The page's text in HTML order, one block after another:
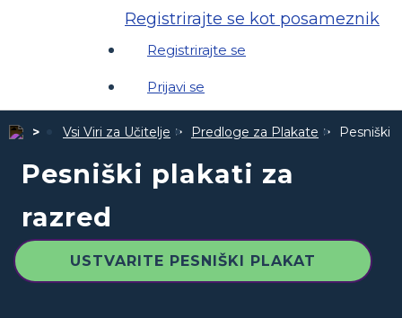
Registrirajte se kot posameznik
Registrirajte se
Prijavi se
Vsi Viri za Učitelje Predloge za Plakate Pesniški
Pesniški plakati za
razred
USTVARITE PESNIŠKI PLAKAT